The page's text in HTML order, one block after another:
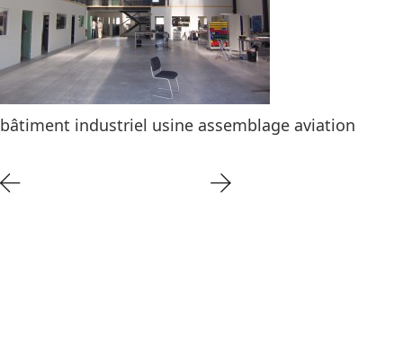
bâtiment industriel usine assemblage aviation